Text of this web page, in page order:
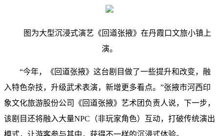
图为大型沉浸式演艺《回道张掖》在丹霞口文旅小镇上
演。
“今年，《回道张掖》这台剧目做了一些提升和改变，融
入特色杂技，升级武术表演，新增更多看点。”张掖市河西印
象文化旅游股份公司《回道张掖》艺术团负责人说，下一步，
该剧目还将融入大量NPC（非玩家角色）互动，打破传统演出
模式，让游客参与其中，获得不一样的沉浸式体验。